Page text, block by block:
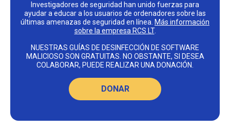
Investigadores de seguridad han unido fuerzas para
ayudar a educar a los usuarios de ordenadores sobre las
últimas amenazas de seguridad en línea. Más información
sobre la empresa RCS LT.
NUESTRAS GUÍAS DE DESINFECCIÓN DE SOFTWARE
MALICIOSO SON GRATUITAS. NO OBSTANTE, SI DESEA
COLABORAR, PUEDE REALIZAR UNA DONACIÓN.
DONAR